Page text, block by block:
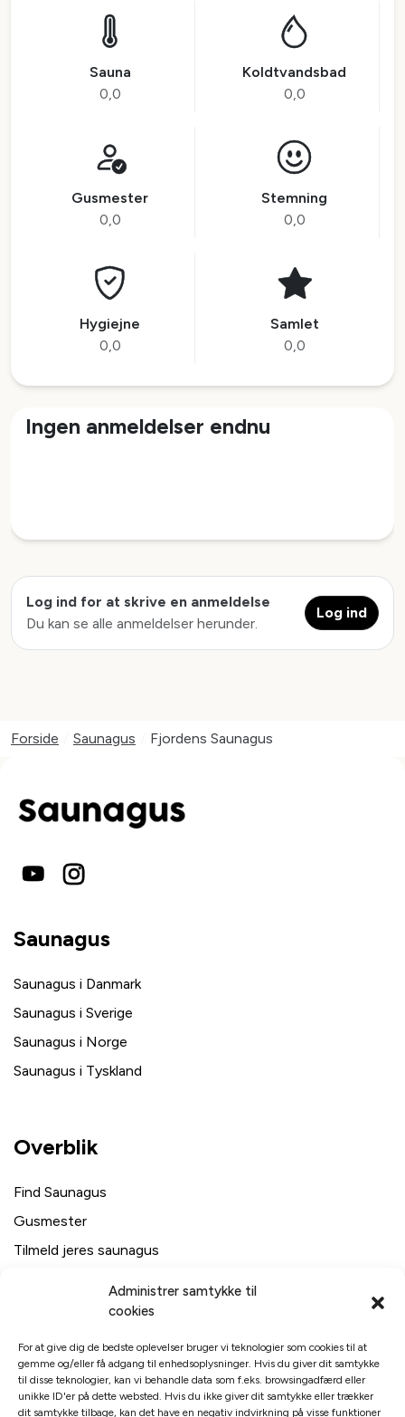
Administrer samtykke til
cookies
For at give dig de bedste oplevelser bruger vi teknologier som cookies til at
gemme og/eller få adgang til enhedsoplysninger. Hvis du giver dit samtykke
til disse teknologier, kan vi behandle data som f.eks. browsingadfærd eller
unikke ID'er på dette websted. Hvis du ikke giver dit samtykke eller trækker
dit samtykke tilbage, kan det have en negativ indvirkning på visse funktioner
Sauna
0,0
Koldtvandsbad
0,0
Gusmester
0,0
Stemning
0,0
Hygiejne
0,0
Samlet
0,0
Ingen anmeldelser endnu
Log ind for at skrive en anmeldelse
Du kan se alle anmeldelser herunder.
Log ind
Forside Saunagus Fjordens Saunagus
Saunagus
Saunagus i Danmark
Saunagus i Sverige
Saunagus i Norge
Saunagus i Tyskland
Overblik
Find Saunagus
Gusmester
Tilmeld jeres saunagus
Svømmehaller i Danmark
Links